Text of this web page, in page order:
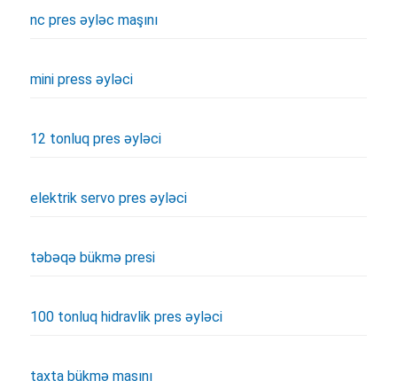
nc pres əyləc maşını
mini press əyləci
12 tonluq pres əyləci
elektrik servo pres əyləci
təbəqə bükmə presi
100 tonluq hidravlik pres əyləci
taxta bükmə maşını